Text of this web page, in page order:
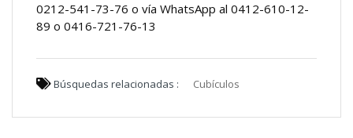
0212-541-73-76 o vía WhatsApp al 0412-610-12-
89 o 0416-721-76-13
Búsquedas relacionadas : Cubículos